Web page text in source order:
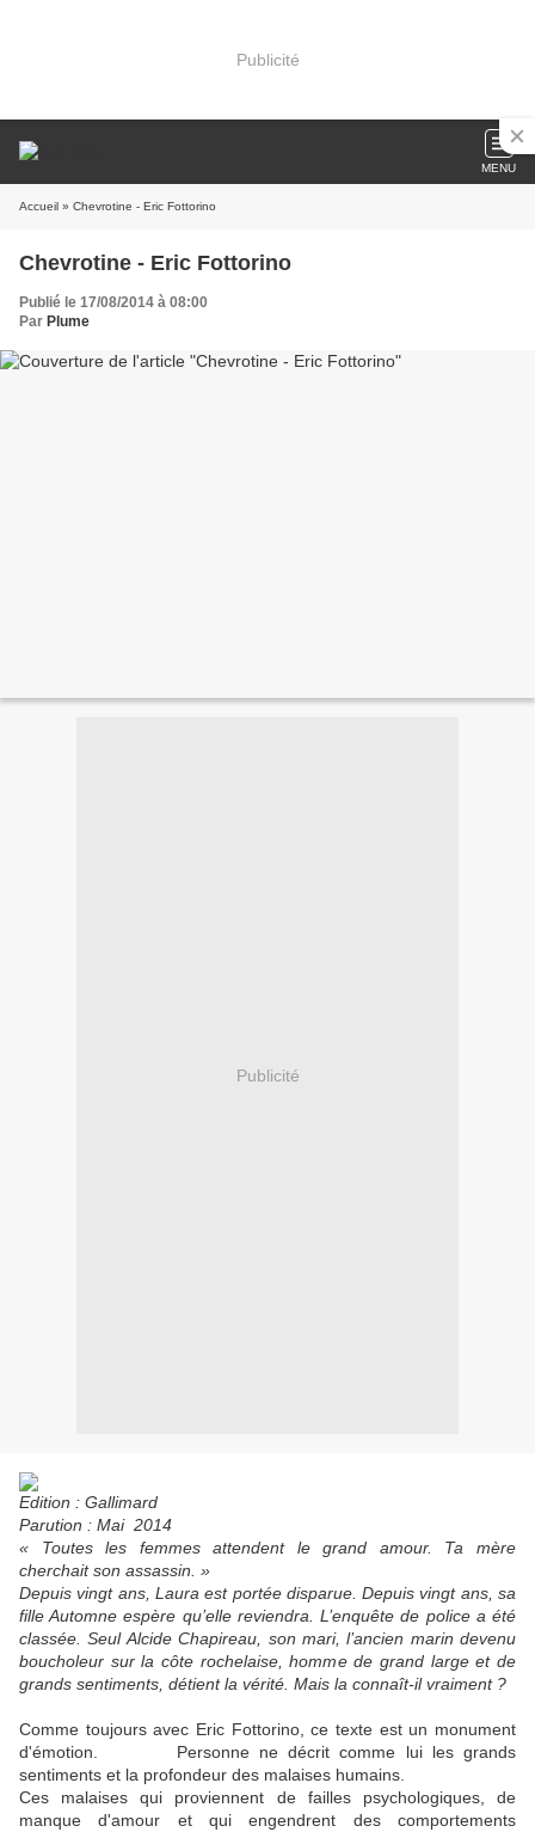
Publicité
MENU
Accueil » Chevrotine - Eric Fottorino
Chevrotine - Eric Fottorino
Publié le 17/08/2014 à 08:00
Par Plume
Publicité
Edition : Gallimard
Parution : Mai 2014
« Toutes les femmes attendent le grand amour. Ta mère
cherchait son assassin. »
Depuis vingt ans, Laura est portée disparue. Depuis vingt ans, sa
fille Automne espère qu’elle reviendra. L’enquête de police a été
classée. Seul Alcide Chapireau, son mari, l’ancien marin devenu
boucholeur sur la côte rochelaise, homme de grand large et de
grands sentiments, détient la vérité. Mais la connaît-il vraiment ?
Comme toujours avec Eric Fottorino, ce texte est un monument
d'émotion. Personne ne décrit comme lui les grands
sentiments et la profondeur des malaises humains.
Ces malaises qui proviennent de failles psychologiques, de
manque d'amour et qui engendrent des comportements